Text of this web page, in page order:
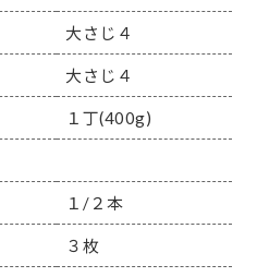
大さじ４
大さじ４
１丁(400g)
１/２本
３枚